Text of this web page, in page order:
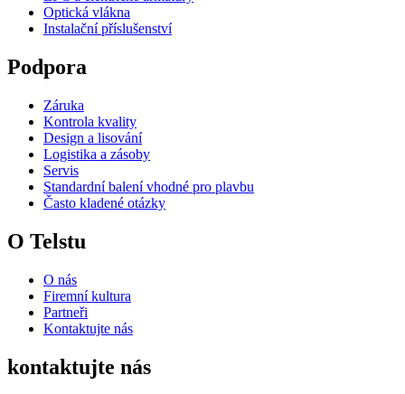
Optická vlákna
Instalační příslušenství
Podpora
Záruka
Kontrola kvality
Design a lisování
Logistika a zásoby
Servis
Standardní balení vhodné pro plavbu
Často kladené otázky
O Telstu
O nás
Firemní kultura
Partneři
Kontaktujte nás
kontaktujte nás